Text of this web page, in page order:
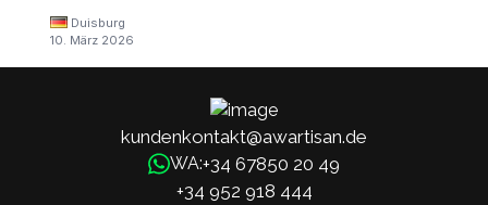
Duisburg
10. März 2026
kundenkontakt@awartisan.de
WA:+34 67850 20 49
+34 952 918 444